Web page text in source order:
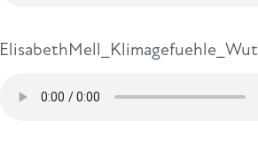
ElisabethMell_Klimagefuehle_Wut